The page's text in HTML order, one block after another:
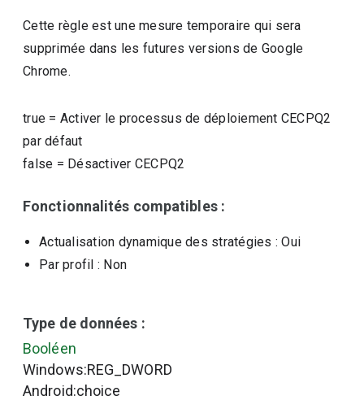
Cette règle est une mesure temporaire qui sera
supprimée dans les futures versions de Google
Chrome.
true = Activer le processus de déploiement CECPQ2
par défaut
false = Désactiver CECPQ2
Fonctionnalités compatibles :
Actualisation dynamique des stratégies : Oui
Par profil : Non
Type de données :
Booléen
Windows:REG_DWORD
Android:choice